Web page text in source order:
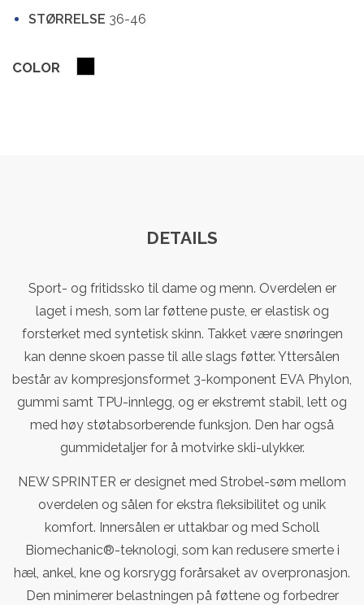
STØRRELSE 36-46
COLOR
DETAILS
Sport- og fritidssko til dame og menn. Overdelen er
laget i mesh, som lar føttene puste, er elastisk og
forsterket med syntetisk skinn. Takket være snøringen
kan denne skoen passe til alle slags føtter. Yttersålen
består av kompresjonsformet 3-komponent EVA Phylon,
gummi samt TPU-innlegg, og er ekstremt stabil, lett og
med høy støtabsorberende funksjon. Den har også
gummidetaljer for å motvirke skli-ulykker.
NEW SPRINTER er designet med Strobel-søm mellom
overdelen og sålen for ekstra fleksibilitet og unik
komfort. Innersålen er uttakbar og med Scholl
Biomechanic®-teknologi, som kan redusere smerte i
hæl, ankel, kne og korsrygg forårsaket av overpronasjon.
Den minimerer belastningen på føttene og forbedrer